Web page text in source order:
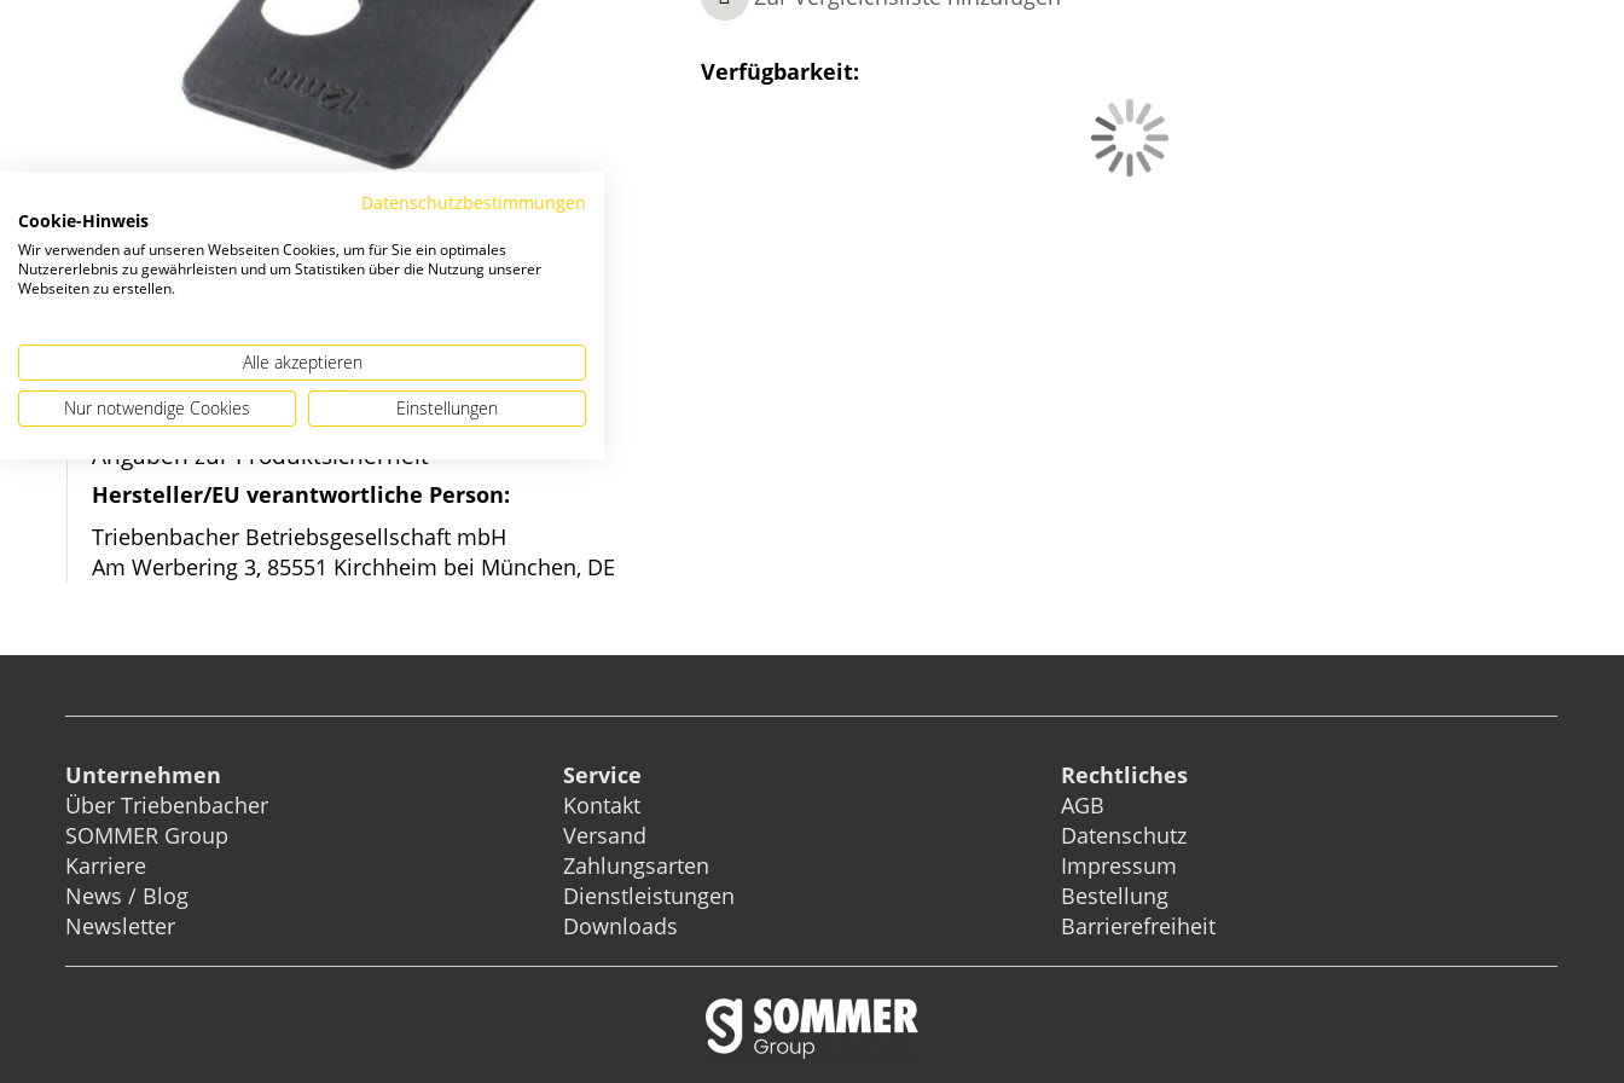
Anfang
der
springen
Verfügbarkeit:
Angaben zur Produktsicherheit
Hersteller/EU verantwortliche Person:
Triebenbacher Betriebsgesellschaft mbH
Am Werbering 3, 85551 Kirchheim bei München, DE
Unternehmen
Über Triebenbacher
SOMMER Group
Karriere
News / Blog
Newsletter
Service
Kontakt
Versand
Zahlungsarten
Dienstleistungen
Downloads
Rechtliches
AGB
Datenschutz
Impressum
Bestellung
Barrierefreiheit
Datenschutzbestimmungen
Cookie-Hinweis
Wir verwenden auf unseren Webseiten Cookies, um für Sie ein optimales
Nutzererlebnis zu gewährleisten und um Statistiken über die Nutzung unserer
Webseiten zu erstellen.
Alle akzeptieren
Nur notwendige Cookies Einstellungen